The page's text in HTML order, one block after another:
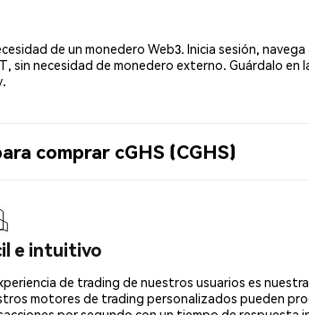
de un monedero Web3. Inicia sesión, navega
sin necesidad de monedero externo. Guárdalo en
comprar cGHS (CGHS)
e intuitivo
de trading de nuestros usuarios es
motores de trading personalizados pueden